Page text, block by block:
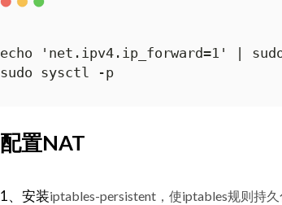
echo 'net.ipv4.ip_forward=1' |
sudo sysctl -p
配置NAT
1、安装iptables-persistent，使iptables规则持